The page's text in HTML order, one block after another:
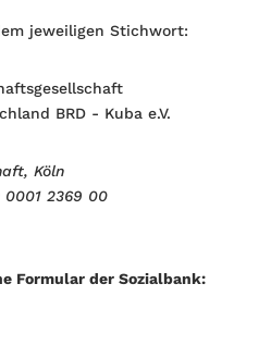
jeweiligen Stichwort:
BRD - Kuba e.V.
Köln
0001 2369 00
Formular der Sozialbank: